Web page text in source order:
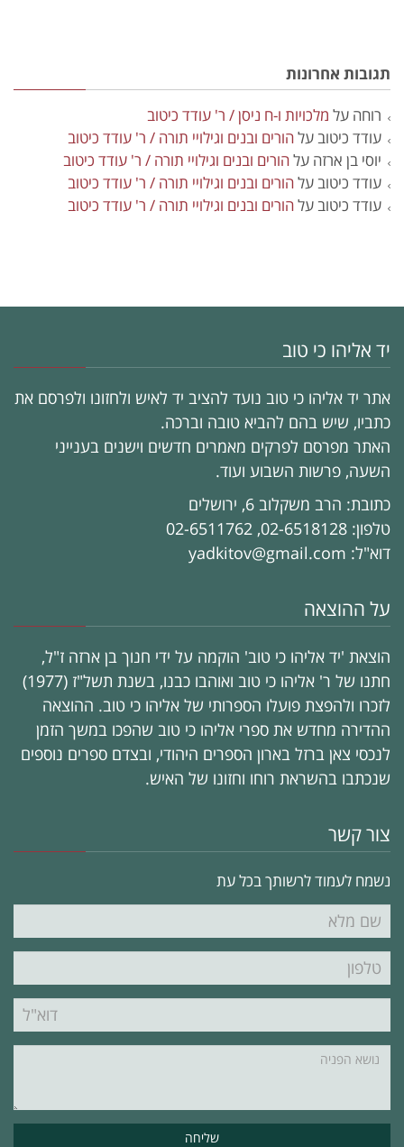
תגובות אחרונות
רוחה על מלכויות ו-ח ניסן / ר' עודד כיטוב
עודד כיטובעלהורים ובנים וגילויי תורה / ר' עודד כיטוב
יוסי בן ארזה עלהורים ובנים וגילויי תורה / ר' עודד כיטוב
עודד כיטובעלהורים ובנים וגילויי תורה / ר' עודד כיטוב
עודד כיטובעלהורים ובנים וגילויי תורה / ר' עודד כיטוב
יד אליהו כי טוב
אתר יד אליהו כי טוב נועד להציב יד לאיש ולחזונו ולפרסם את
כתביו, שיש בהם להביא טובה וברכה.
האתר מפרסם לפרקים מאמרים חדשים וישנים בענייני
השעה, פרשות השבוע ועוד.
כתובת: הרב משקלוב 6, ירושלים
טלפון: 02-6518128, 02-6511762
דוא"ל: yadkitov@gmail.com
על ההוצאה
הוצאת 'יד אליהו כי טוב' הוקמה על ידי חנוך בן ארזה ז"ל,
חתנו של ר' אליהו כי טוב ואוהבו כבנו, בשנת תשל"ז (1977)
לזכרו ולהפצת פועלו הספרותי של אליהו כי טוב. ההוצאה
ההדירה מחדש את ספרי אליהו כי טוב שהפכו במשך הזמן
לנכסי צאן ברזל בארון הספרים היהודי, ובצדם ספרים נוספים
שנכתבו בהשראת רוחו וחזונו של האיש.
צור קשר
נשמח לעמוד לרשותך בכל עת
שם
מלא
טלפון
נושא